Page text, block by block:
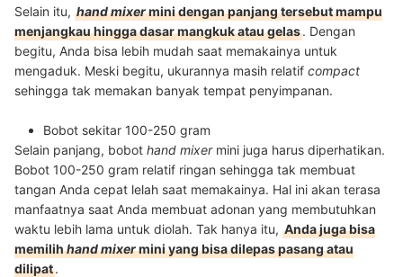
Selain itu, hand mixerminidengan panjang tersebut mampu
menjangkau hingga dasar mangkuk atau gelas. Dengan
begitu, Anda bisa lebih mudah saat memakainya untuk
mengaduk. Meski begitu, ukurannya masih relatif compact
sehingga tak memakan banyak tempat penyimpanan.
Bobot sekitar 100-250 gram
Selain panjang, bobot hand mixer mini juga harus diperhatikan.
Bobot 100-250 gram relatif ringan sehingga tak membuat
tangan Anda cepat lelah saat memakainya. Hal ini akan terasa
manfaatnya saat Anda membuat adonan yang membutuhkan
waktu lebih lama untuk diolah. Tak hanya itu, Anda juga bisa
memilihhand mixerminiyang bisa dilepas pasang atau
dilipat.